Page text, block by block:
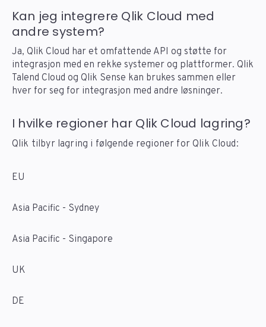
Kan jeg integrere Qlik Cloud med
andre system?
Ja, Qlik Cloud har et omfattende API og støtte for
integrasjon med en rekke systemer og plattformer. Qlik
Talend Cloud og Qlik Sense kan brukes sammen eller
hver for seg for integrasjon med andre løsninger.
I hvilke regioner har Qlik Cloud lagring?
Qlik tilbyr lagring i følgende regioner for Qlik Cloud:
EU
Asia Pacific - Sydney
Asia Pacific - Singapore
UK
DE